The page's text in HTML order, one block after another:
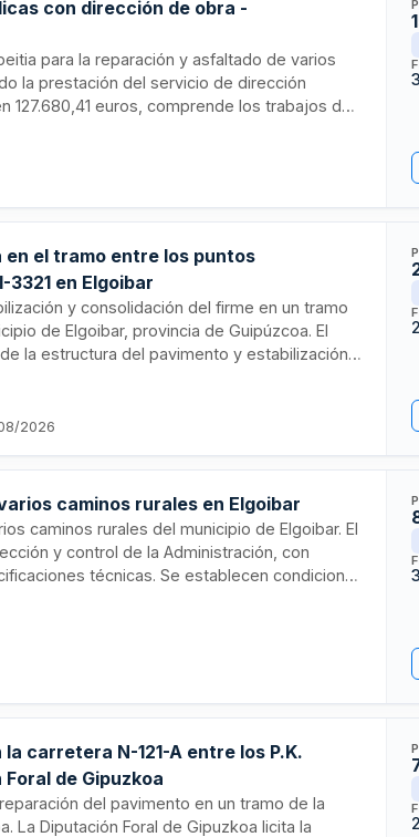
con dirección de obra -
para la reparación y asfaltado de varios
la prestación del servicio de dirección
127.680,41 euros, comprende los trabajos de
de las obras.
el tramo entre los puntos
en Elgoibar
y consolidación del firme en un tramo
de Elgoibar, provincia de Guipúzcoa. El
la estructura del pavimento y estabilización
territorial competente para garantizar la
viaria.
2026
caminos rurales en Elgoibar
caminos rurales del municipio de Elgoibar. El
y control de la Administración, con
técnicas. Se establecen condiciones
carretera N-121-A entre los P.K.
de Gipuzkoa
del pavimento en un tramo de la
La Diputación Foral de Gipuzkoa licita la